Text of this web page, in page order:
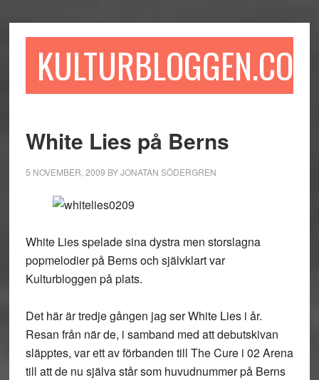
till
till
sidofältet
till
KULTURBLOGGEN.COM
White Lies på Berns
5 NOVEMBER, 2009 BYJONATAN SÖDERGREN
White Lies spelade sina dystra men storslagna
popmelodier på Berns och självklart var
Kulturbloggen på plats.
Det här är tredje gången jag ser White Lies i år.
Resan från när de, i samband med att debutskivan
släpptes, var ett av förbanden till The Cure i 02 Arena
till att de nu själva står som huvudnummer på Berns